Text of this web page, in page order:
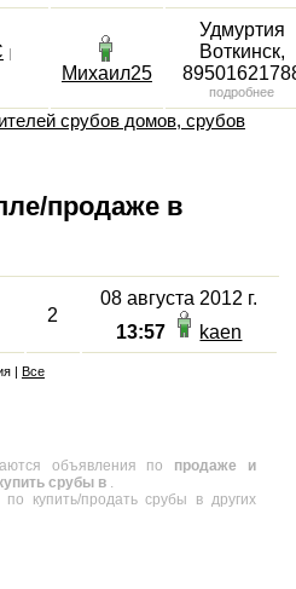
|
Михаил25
Удмуртия
Воткинск,
подробнее
срубов домов, срубов
продаже в
2
08 августа 2012 г.
13:57
kaen
|
Все
объявления по продаже и
срубы в .
купить/продать срубы в других